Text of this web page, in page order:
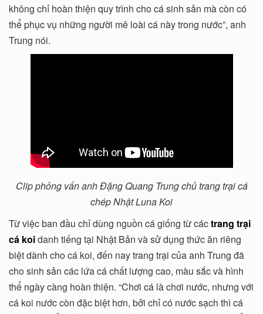
không chỉ hoàn thiện quy trình cho cá sinh sản mà còn có
thể phục vụ những người mê loài cá này trong nước”, anh
Trung nói.
Clip phỏng vấn anh Đặng Quang Trung chủ trang trại cá
chép Nhật Luna Koi
Từ việc ban đầu chỉ dùng nguồn cá giống từ cáctrang trại
cá koidanh tiếng tại Nhật Bản và sử dụng thức ăn riêng
biệt dành cho cá koi, đến nay trang trại của anh Trung đã
cho sinh sản các lứa cá chất lượng cao, màu sắc và hình
thể ngày càng hoàn thiện. “Chơi cá là chơi nước, nhưng với
cá koi nước còn đặc biệt hơn, bởi chỉ có nước sạch thì cá